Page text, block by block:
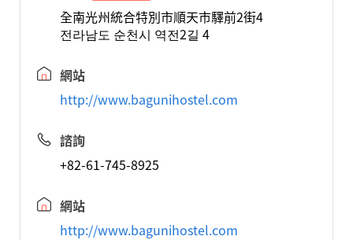
全南光州統合特別市順天市驛前2街4
전라남도 순천시 역전2길 4
網站
http://www.bagunihostel.com
諮詢
+82-61-745-8925
網站
http://www.bagunihostel.com